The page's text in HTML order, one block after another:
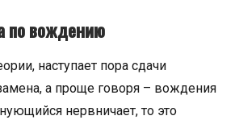
по вождению
наступает пора сдачи
а проще говоря – вождения
нервничает, то это